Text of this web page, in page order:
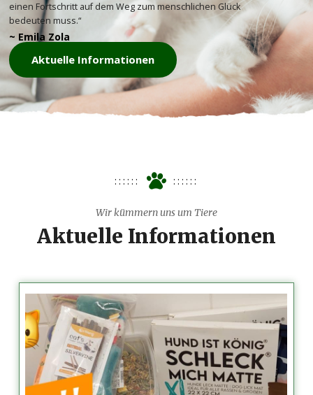
einen Fortschritt auf dem Weg zum menschlichen Glück
bedeuten muss.“
~ Emila Zola
Aktuelle Informationen
Wir kümmern uns um Tiere
Aktuelle Informationen